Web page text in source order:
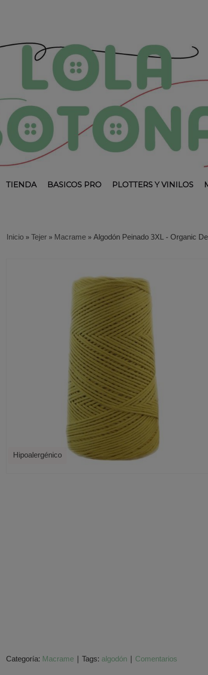
TIENDA BASICOS PRO PLOTTERS Y VINILOS
Inicio»Tejer»Macrame»Algodón Peinado 3XL - Organic
Hipoalergénico
Categoría: Macrame| Tags: algodón | Comentarios